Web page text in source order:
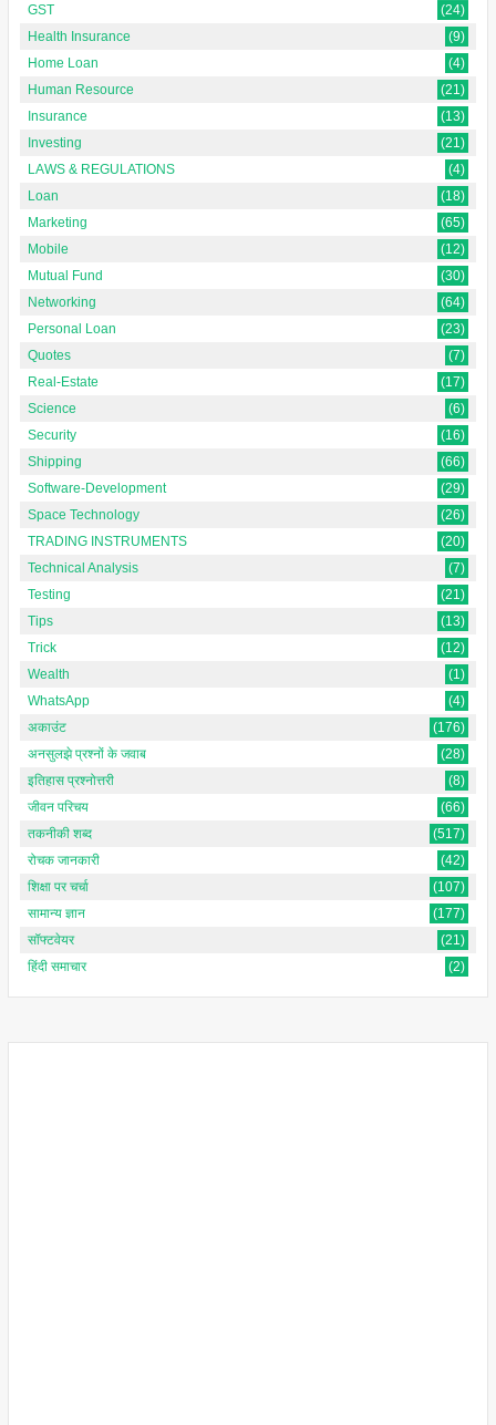
GST
(24)
Health Insurance
(9)
Home Loan
(4)
Human Resource
(21)
Insurance
(13)
Investing
(21)
LAWS & REGULATIONS
(4)
Loan
(18)
Marketing
(65)
Mobile
(12)
Mutual Fund
(30)
Networking
(64)
Personal Loan
(23)
Quotes
(7)
Real-Estate
(17)
Science
(6)
Security
(16)
Shipping
(66)
Software-Development
(29)
Space Technology
(26)
TRADING INSTRUMENTS
(20)
Technical Analysis
(7)
Testing
(21)
Tips
(13)
Trick
(12)
Wealth
(1)
WhatsApp
(4)
अकाउंट
(176)
अनसुलझे प्रश्नों के जवाब
(28)
इतिहास प्रश्नोत्तरी
(8)
जीवन परिचय
(66)
तकनीकी शब्द
(517)
रोचक जानकारी
(42)
शिक्षा पर चर्चा
(107)
सामान्य ज्ञान
(177)
सॉफ्टवेयर
(21)
हिंदी समाचार
(2)